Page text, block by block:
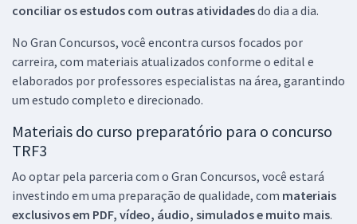
conciliar os estudos com outras atividadesdo dia a dia.
No Gran Concursos, você encontra cursos focados por
carreira, com materiais atualizados conforme o edital e
elaborados por professores especialistas na área, garantindo
um estudo completo e direcionado.
Materiais do curso preparatório para o concurso
TRF3
Ao optar pela parceria com o Gran Concursos, você estará
investindo em uma preparação de qualidade, com materiais
exclusivos em PDF, vídeo, áudio, simulados e muito mais.